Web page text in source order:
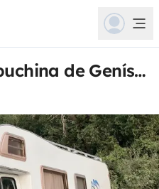
Autocaravana capuchina de Genís Imar